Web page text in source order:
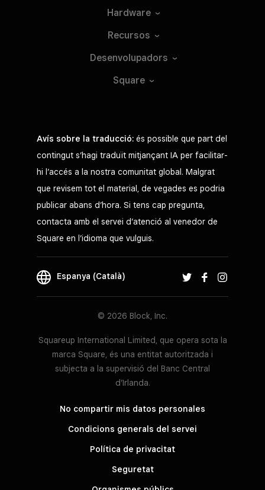
Hardware
Recursos
Desenvolupadors
Square
Avís sobre la traducció: és possible que part del
contingut s’hagi traduït mitjançant IA per facilitar-
hi l’accés a la nostra comunitat global. Malgrat
que revisem tot el material, de vegades es podria
publicar abans d’hora. Si tens cap pregunta,
contacta amb el servei d’atenció al venedor de
Square en l’idioma que vulguis.
Espanya (Català)
© 2026 Block, Inc.
Squareup International Limited, que opera sota la
marca Square, és una entitat autoritzada i
subjecta a la supervisió del Banc Central
d’Irlanda.
No compartir mis datos personales
Condicions generals del servei
Política de privacitat
Seguretat